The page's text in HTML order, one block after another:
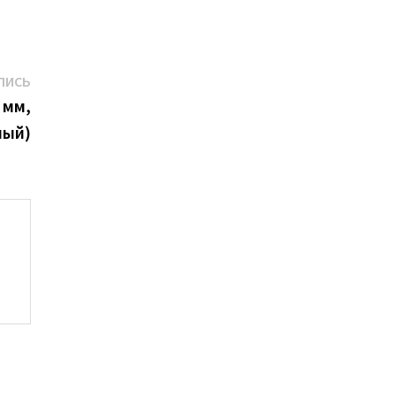
Следующая
мм,